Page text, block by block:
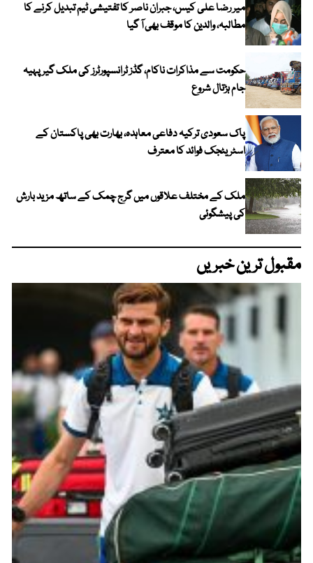
میر رضا علی کیس، جبران ناصر کا تفتیشی ٹیم تبدیل کرنے کا
مطالبہ، والدین کا موقف بھی آ گیا
حکومت سے مذاکرات ناکام، گڈز ٹرانسپورٹرز کی ملک گیر پہیہ
جام ہڑتال شروع
پاک سعودی ترکیہ دفاعی معاہدہ، بھارت بھی پاکستان کے
اسٹریٹجک فوائد کا معترف
ملک کے مختلف علاقوں میں گرج چمک کے ساتھ مزید بارش
کی پیشگوئی
مقبول ترین خبریں